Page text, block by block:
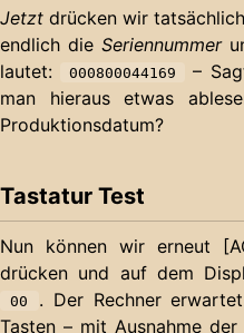
Jetzt drücken wir
endlich die Seriennummer
lautet:
000800044169
–
man hieraus etwas
Produktionsdatum?
Tastatur Test
Nun können wir erneut
drücken und auf dem
00
. Der Rechner
Tasten – mit Ausnahme